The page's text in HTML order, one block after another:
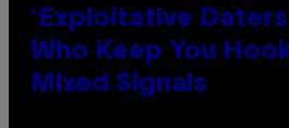
‘Exploitative
Who Keep You
Mixed Signals